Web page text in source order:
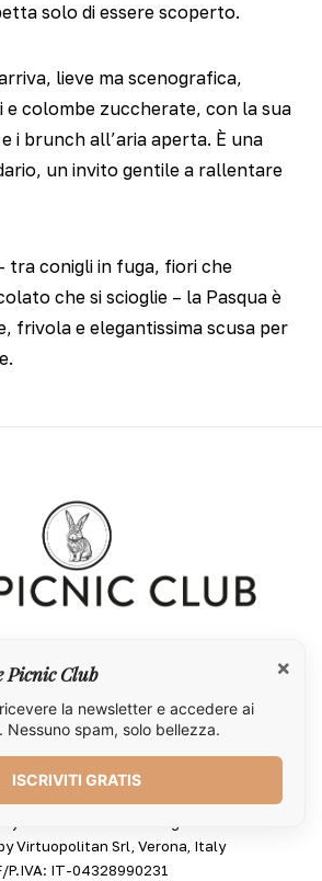
solo di essere scoperto.
lieve ma scenografica,
colombe zuccherate, con la sua
i brunch all’aria aperta. È una
un invito gentile a rallentare
tra conigli in fuga, fiori che
che si scioglie – la Pasqua è
frivola e elegantissima scusa per
Virtuopolitan Srl, Verona, Italy
P.IVA: IT-04328990231
×
Picnic Club
la newsletter e accedere ai
spam, solo bellezza.
ISCRIVITI GRATIS